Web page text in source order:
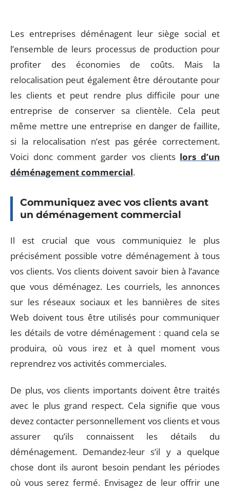
Les entreprises déménagent leur siège social et
l’ensemble de leurs processus de production pour
profiter des économies de coûts. Mais la
relocalisation peut également être déroutante pour
les clients et peut rendre plus difficile pour une
entreprise de conserver sa clientèle. Cela peut
même mettre une entreprise en danger de faillite,
si la relocalisation n’est pas gérée correctement.
Voici donc comment garder vos clients lors d’un
déménagement commercial.
Communiquez avec vos clients avant
un déménagement commercial
Il est crucial que vous communiquiez le plus
précisément possible votre déménagement à tous
vos clients. Vos clients doivent savoir bien à l’avance
que vous déménagez. Les courriels, les annonces
sur les réseaux sociaux et les bannières de sites
Web doivent tous être utilisés pour communiquer
les détails de votre déménagement : quand cela se
produira, où vous irez et à quel moment vous
reprendrez vos activités commerciales.
De plus, vos clients importants doivent être traités
avec le plus grand respect. Cela signifie que vous
devez contacter personnellement vos clients et vous
assurer qu’ils connaissent les détails du
déménagement. Demandez-leur s’il y a quelque
chose dont ils auront besoin pendant les périodes
où vous serez fermé. Envisagez de leur offrir une